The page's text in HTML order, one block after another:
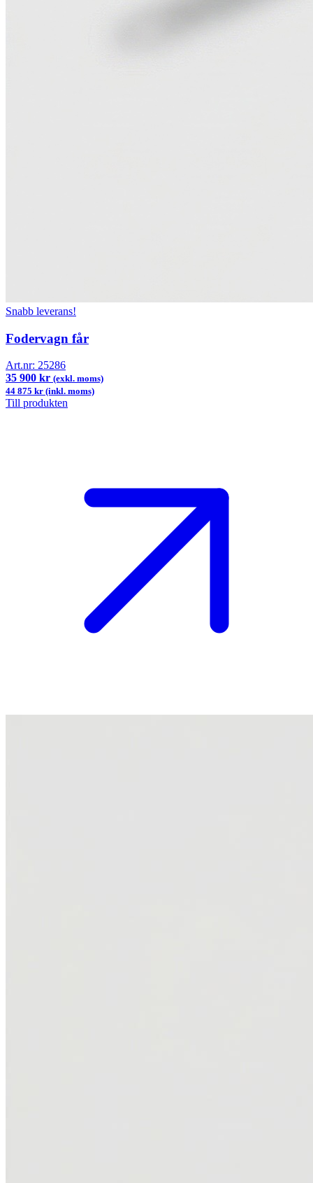
Snabb leverans!
Fodervagn får
Art.nr: 25286
35 900 kr (exkl. moms)
44 875 kr (inkl. moms)
Till produkten